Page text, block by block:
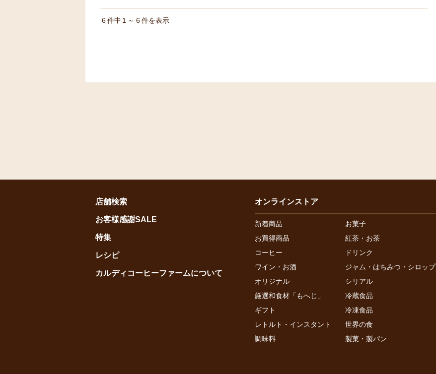
6 件中 1 ～ 6件を表示
店舗検索
お客様感謝SALE
特集
レシピ
カルディコーヒーファームについて
オンラインストア
新着商品
お菓子
お買得商品
紅茶・お茶
コーヒー
ドリンク
ワイン・お酒
ジャム・はちみつ・シロップ
オリジナル
シリアル
厳選和食材「もへじ」
冷蔵食品
ギフト
冷凍食品
レトルト・インスタント
世界の食
調味料
製菓・製パン